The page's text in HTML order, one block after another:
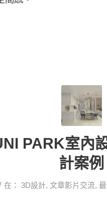
PARK室內
計案例
在： 3D設計, 文章影片交流,